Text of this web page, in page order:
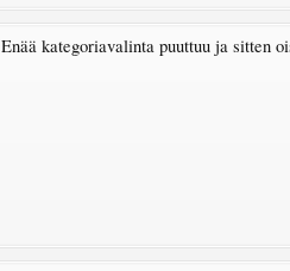
Enää kategoriavalinta puuttuu ja sitten